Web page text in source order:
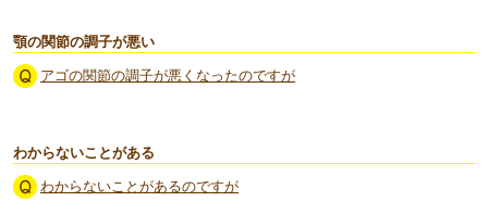
顎の関節の調子が悪い
アゴの関節の調子が悪くなったのですが
わからないことがある
わからないことがあるのですが